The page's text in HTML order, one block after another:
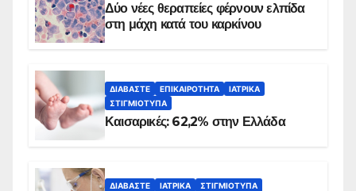
Δύο νέες θεραπείες φέρνουν ελπίδα
στη μάχη κατά του καρκίνου
ΔΙΑΒΆΣΤΕ ΕΠΙΚΑΙΡΌΤΗΤΑ
ΙΑΤΡΙΚΆ
ΣΤΙΓΜΙΌΤΥΠΑ
Καισαρικές: 62,2% στην Ελλάδα
ΔΙΑΒΆΣΤΕ ΙΑΤΡΙΚΆ ΣΤΙΓΜΙΌΤΥΠΑ